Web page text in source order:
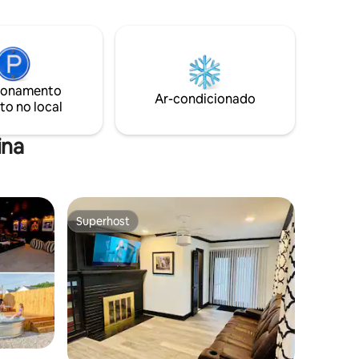
DT - economia de US$ 20/US$ 40 por dia.
Inclui carregamento gratuito de veículos
no local
Ar-condicionado
Superhost
Superhost